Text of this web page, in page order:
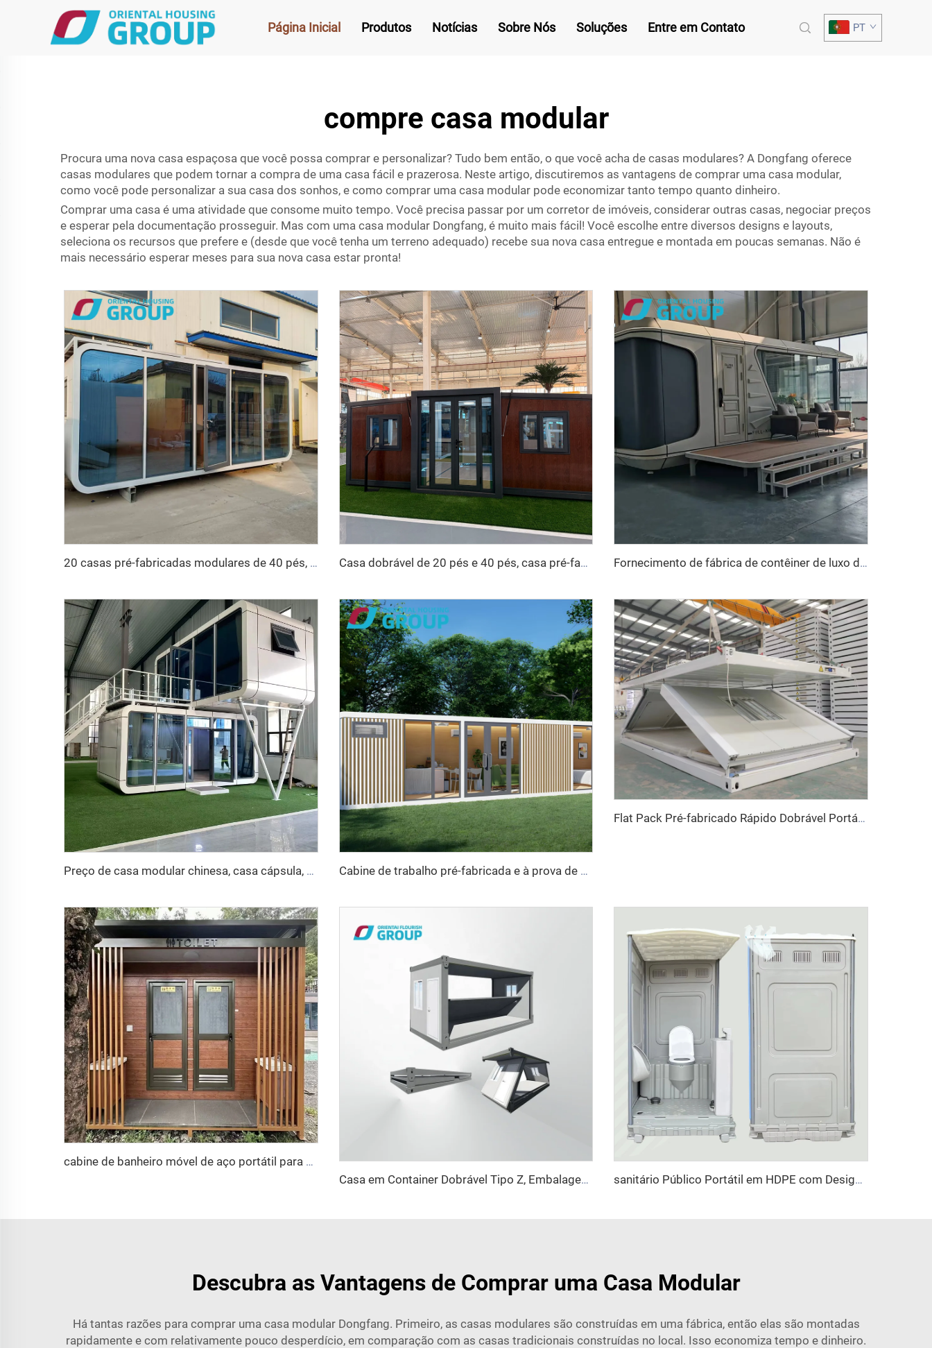
Página Inicial Produtos Notícias Sobre Nós Soluções Entre em Contato PT
compre casa modular
Procura uma nova casa espaçosa que você possa comprar e personalizar? Tudo bem então, o que você acha de casas modulares? A Dongfang oferece
casas modulares que podem tornar a compra de uma casa fácil e prazerosa. Neste artigo, discutiremos as vantagens de comprar uma casa modular,
como você pode personalizar a sua casa dos sonhos, e como comprar uma casa modular pode economizar tanto tempo quanto dinheiro.
Comprar uma casa é uma atividade que consome muito tempo. Você precisa passar por um corretor de imóveis, considerar outras casas, negociar preços
e esperar pela documentação prosseguir. Mas com uma casa modular Dongfang, é muito mais fácil! Você escolhe entre diversos designs e layouts,
seleciona os recursos que prefere e (desde que você tenha um terreno adequado) recebe sua nova casa entregue e montada em poucas semanas. Não é
mais necessário esperar meses para sua nova casa estar pronta!
20 casas pré-fabricadas modulares de 40 pés, contêineres, escritório, casa portátil, cabine móvel, Apple Casa dobrável de 20 pés e 40 pés, casa pré-fabricada, contêiner portátil, casa móvel expansível, casa modular pré-fabricada expansível de 3 quartos Fornecimento de fábrica de contêiner de luxo de 20 pés, casa confortável, pequena cápsula espacial, cama modular de aço pré-fabricada, cabine de hotel, uso em escritório
Preço de casa modular chinesa, casa cápsula, cabine pré-fabricada de maçã para venda, 20 pés Cabine de trabalho pré-fabricada e à prova de som, moderna, luxuosa, com estrutura de alumínio, estilo chinês, para hotéis, casas, inspirada na Apple Cabin
Flat Pack Pré-fabricado Rápido Dobrável Portátil Modular 20 pés 40 pés Dobrável Móvel Container Casas Pequenas
cabine de banheiro móvel de aço portátil para uso externo de fábrica 2024, banheiro público para uso doméstico com material de painel sanduíche
Casa em Container Dobrável Tipo Z, Embalagem Plana, Alta Qualidade, Venda Direta de Fábrica, Instalação Rápida, Escritório Pré-fabricado, Casa Dobrável
sanitário Público Portátil em HDPE com Design Moderno, Mais Vendido em 2025, Tampa com Válvula, Plástico Descartável, Sanitário Portátil para Uso em Banheiros ao Ar Livre
Descubra as Vantagens de Comprar uma Casa Modular
Há tantas razões para comprar uma casa modular Dongfang. Primeiro, as casas modulares são construídas em uma fábrica, então elas são montadas
rapidamente e com relativamente pouco desperdício, em comparação com as casas tradicionais construídas no local. Isso economiza tempo e dinheiro.